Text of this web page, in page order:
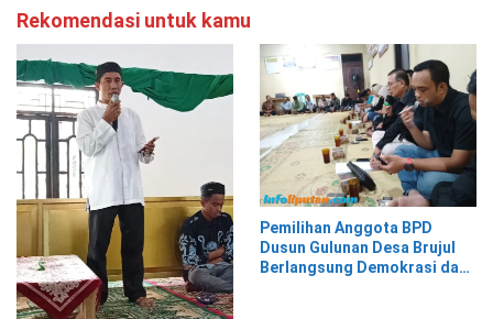
Rekomendasi untuk kamu
Pemilihan Anggota BPD
Dusun Gulunan Desa Brujul
Berlangsung Demokrasi dan